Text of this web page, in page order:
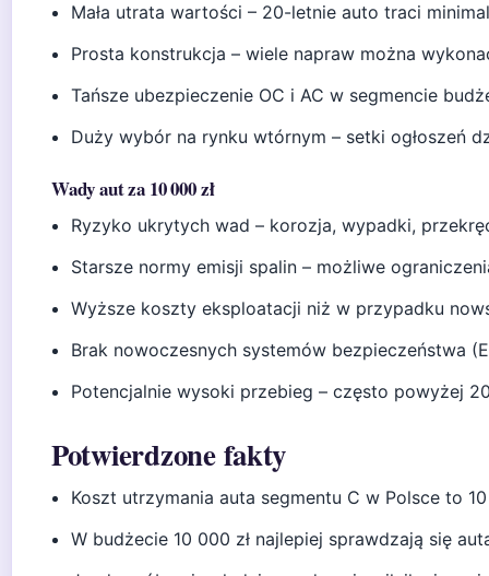
Mała utrata wartości – 20-letnie auto traci
Prosta konstrukcja – wiele napraw można
Tańsze ubezpieczenie OC i AC w segmencie
Duży wybór na rynku wtórnym – setki ogłoszeń
Wady aut za 10 000 zł
Ryzyko ukrytych wad – korozja, wypadki,
Starsze normy emisji spalin – możliwe
Wyższe koszty eksploatacji niż w przypadku
Brak nowoczesnych systemów bezpieczeństwa
Potencjalnie wysoki przebieg – często powyżej
Potwierdzone fakty
Koszt utrzymania auta segmentu C w Polsce to
W budżecie 10 000 zł najlepiej sprawdzają się